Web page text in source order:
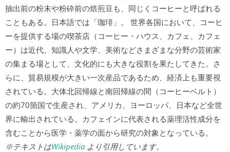
抽出前の粉末や粉砕前の焙煎豆も、同じくコーヒーと呼ばれる
こともある。日本語では「珈琲」。 世界各国において、コーヒ
ーを提供する場の喫茶店（コーヒー・ハウス、カフェ、カフェ
ー）は近代、知識人や文学、美術などさまざまな分野の芸術家
の集まる場として、文化的にも大きな役割を果たしてきた。さ
らに、貿易規模が大きい一次産品であるため、経済上も重要視
されている。大体北回帰線と南回帰線の間（コーヒーベルト）
の約70箇国で生産され、アメリカ、ヨーロッパ、日本など全世
界に輸出されている。カフェインに代表される薬理活性成分を
含むことから医学・薬学の面から研究の対象となっている。
※テキストはWikipedia より引用しています。